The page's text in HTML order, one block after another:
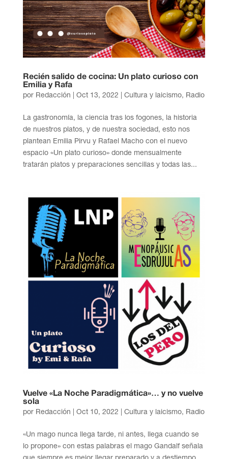
Recién salido de cocina: Un plato curioso con
Emilia y Rafa
por Redacción Oct 13, 2022 Cultura y laicismo, Radio
La gastronomía, la ciencia tras los fogones, la historia
de nuestros platos, y de nuestra sociedad, esto nos
plantean Emilia Pirvu y Rafael Macho con el nuevo
espacio «Un plato curioso» donde mensualmente
tratarán platos y preparaciones sencillas y todas las...
Vuelve «La Noche Paradigmática»… y no vuelve
sola
por Redacción Oct 10, 2022 Cultura y laicismo, Radio
«Un mago nunca llega tarde, ni antes, llega cuando se
lo propone» con estas palabras el mago Gandalf señala